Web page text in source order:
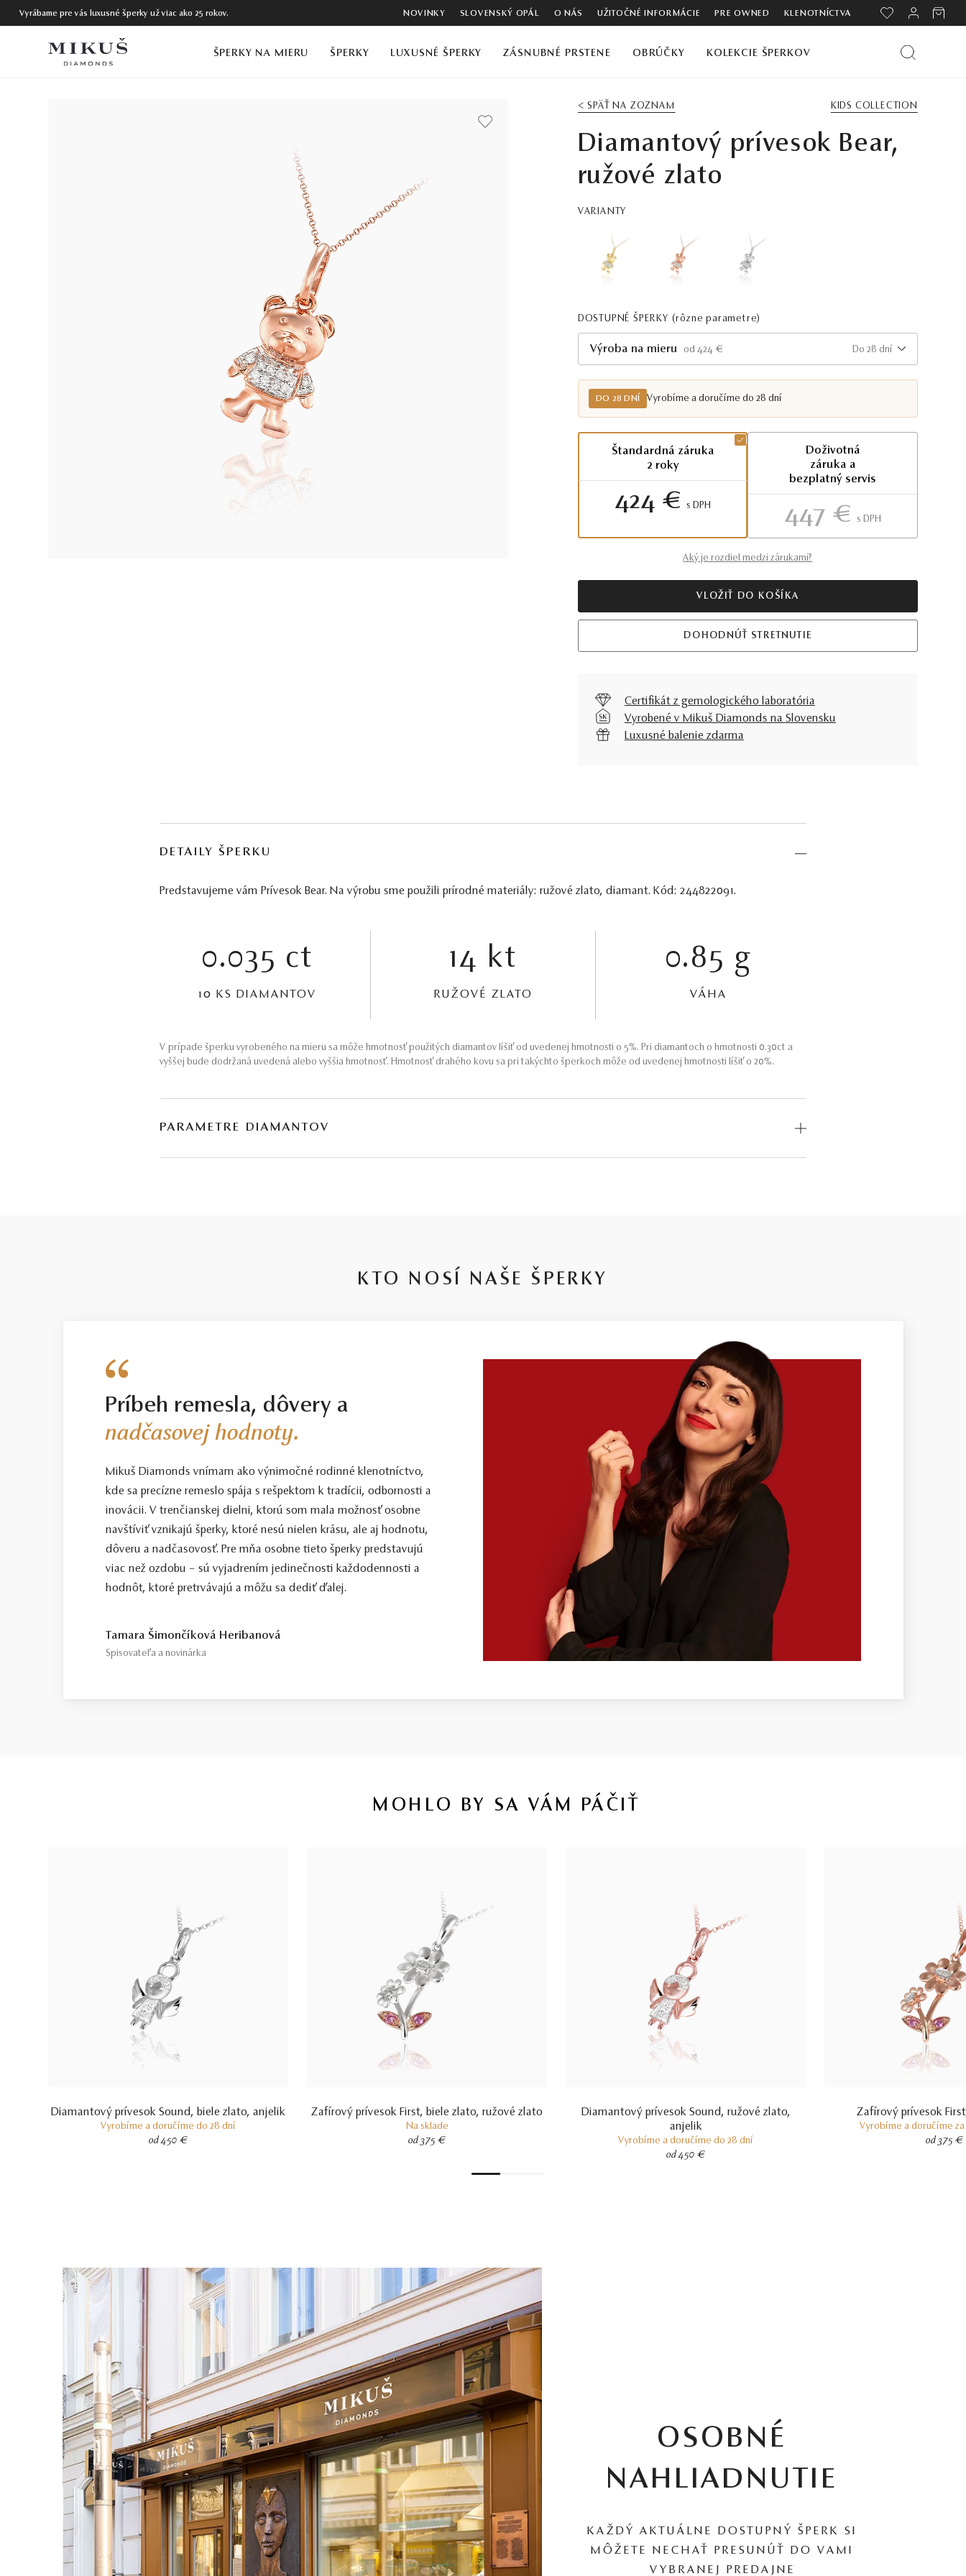
Vyrábame pre vás luxusné šperky už viac ako 25 rokov. NOVINKY SLOVENSKÝ OPÁL O NÁS UŽITOČNÉ INFORMÁCIE PRE OWNED KLENOTNÍCTVA
ŠPERKY NA MIERU ŠPERKY LUXUSNÉ ŠPERKY ZÁSNUBNÉ PRSTENE OBRÚČKY KOLEKCIE ŠPERKOV
< SPÄŤ NA ZOZNAM KIDS COLLECTION
Diamantový prívesok Bear,
ružové zlato
VARIANTY
DOSTUPNÉ ŠPERKY (rôzne parametre)
Výroba na mieru od 424 € Do 28 dní
DO 28 DNÍ Vyrobíme a doručíme do 28 dní
Štandardná záruka
2 roky
424 € S DPH
Doživotná
záruka a
bezplatný servis
447 € S DPH
Aký je rozdiel medzi zárukami?
VLOŽIŤ DO KOŠÍKA
DOHODNÚŤ STRETNUTIE
Certifikát z gemologického laboratória
Vyrobené v Mikuš Diamonds na Slovensku
Luxusné balenie zdarma
DETAILY ŠPERKU
Predstavujeme vám Prívesok Bear. Na výrobu sme použili prírodné materiály: ružové zlato, diamant. Kód: 244822091.
0.035 ct
10 KS DIAMANTOV
14 kt
RUŽOVÉ ZLATO
0.85 g
VÁHA
V prípade šperku vyrobeného na mieru sa môže hmotnosť použitých diamantov líšiť od uvedenej hmotnosti o 5%. Pri diamantoch o hmotnosti 0.30ct a
vyššej bude dodržaná uvedená alebo vyššia hmotnosť. Hmotnosť drahého kovu sa pri takýchto šperkoch môže od uvedenej hmotnosti líšiť o 20%.
PARAMETRE DIAMANTOV
KTO NOSÍ NAŠE ŠPERKY
Príbeh remesla, dôvery a
nadčasovej hodnoty.
Mikuš Diamonds vnímam ako výnimočné rodinné klenotníctvo,
kde sa precízne remeslo spája s rešpektom k tradícii, odbornosti a
inovácii. V trenčianskej dielni, ktorú som mala možnosť osobne
navštíviť vznikajú šperky, ktoré nesú nielen krásu, ale aj hodnotu,
dôveru a nadčasovosť. Pre mňa osobne tieto šperky predstavujú
viac než ozdobu – sú vyjadrením jedinečnosti každodennosti a
hodnôt, ktoré pretrvávajú a môžu sa dediť ďalej.
Tamara Šimončíková Heribanová
Spisovateľa a novinárka
MOHLO BY SA VÁM PÁČIŤ
Diamantový prívesok Sound, biele zlato, anjelik
Vyrobíme a doručíme do 28 dní
od 450 €
Zafírový prívesok First, biele zlato, ružové zlato
Na sklade
od 375 €
Diamantový prívesok Sound, ružové zlato,
anjelik
Vyrobíme a doručíme do 28 dní
od 450 €
Zafírový prívesok
Vyrobíme a doručíme za
od 375 €
OSOBNÉ
NAHLIADNUTIE
KAŽDÝ AKTUÁLNE DOSTUPNÝ ŠPERK SI
MÔŽETE NECHAŤ PRESUNÚŤ DO VAMI
VYBRANEJ PREDAJNE